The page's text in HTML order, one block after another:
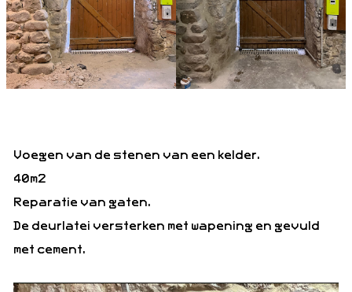
Voegen van de stenen van een kelder.
40m2
Reparatie van gaten.
De deurlatei versterken met wapening en gevuld
met cement.